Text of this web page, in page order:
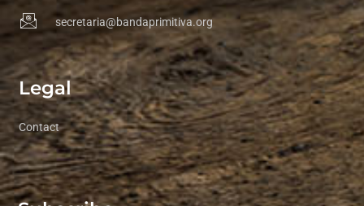
secretaria@bandaprimitiva.org
Legal
Contact